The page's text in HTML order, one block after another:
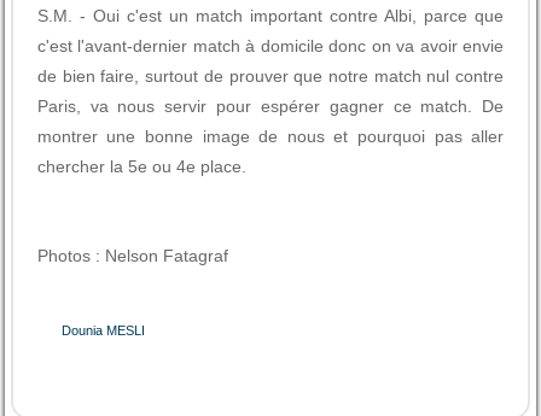
S.M. - Oui c'est un match important contre Albi, parce que
c'est l'avant-dernier match à domicile donc on va avoir envie
de bien faire, surtout de prouver que notre match nul contre
Paris, va nous servir pour espérer gagner ce match. De
montrer une bonne image de nous et pourquoi pas aller
chercher la 5e ou 4e place.
Photos : Nelson Fatagraf
Dounia MESLI